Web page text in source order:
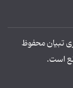
تبیان محفوظ
است.